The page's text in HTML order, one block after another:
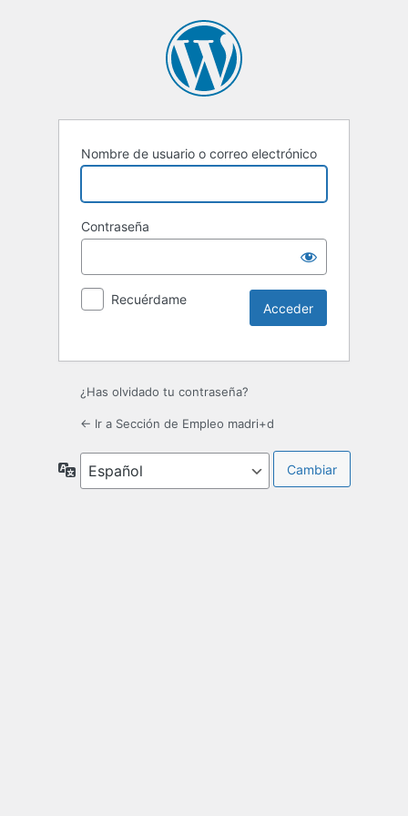
Nombre de usuario o correo electrónico
Contraseña
Recuérdame
¿Has olvidado tu contraseña?
← Ir a Sección de Empleo madri+d
Idioma